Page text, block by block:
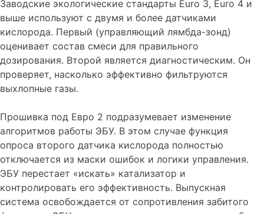
Заводские экологические стандарты Euro 3, Euro 4 и
выше используют с двумя и более датчиками
кислорода. Первый (управляющий лямбда-зонд)
оценивает состав смеси для правильного
дозирования. Второй является диагностическим. Он
проверяет, насколько эффективно фильтруются
выхлопные газы.
Прошивка под Евро 2 подразумевает изменение
алгоритмов работы ЭБУ. В этом случае функция
опроса второго датчика кислорода полностью
отключается из маски ошибок и логики управления.
ЭБУ перестает «искать» катализатор и
контролировать его эффективность. Выпускная
система освобождается от сопротивления забитого